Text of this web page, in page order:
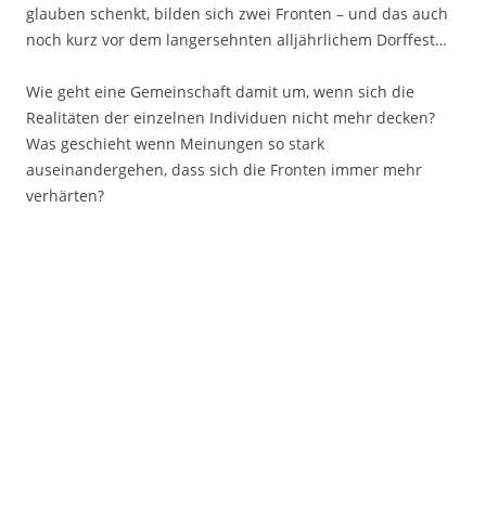
glauben schenkt, bilden sich zwei Fronten – und das auch
noch kurz vor dem langersehnten alljährlichem Dorffest…
Wie geht eine Gemeinschaft damit um, wenn sich die
Realitäten der einzelnen Individuen nicht mehr decken?
Was geschieht wenn Meinungen so stark
auseinandergehen, dass sich die Fronten immer mehr
verhärten?